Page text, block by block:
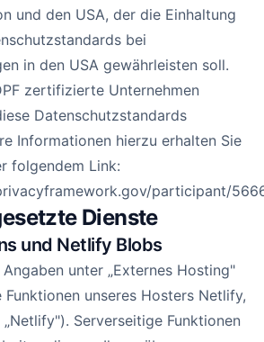
und den USA, der die Einhaltung
bei
in den USA gewährleisten soll.
zertifizierte Unternehmen
Datenschutzstandards
Informationen hierzu erhalten Sie
folgendem Link:
participant/
Dienste
und Netlify Blobs
unter „Externes Hosting"
unseres Hosters Netlify,
Serverseitige Funktionen